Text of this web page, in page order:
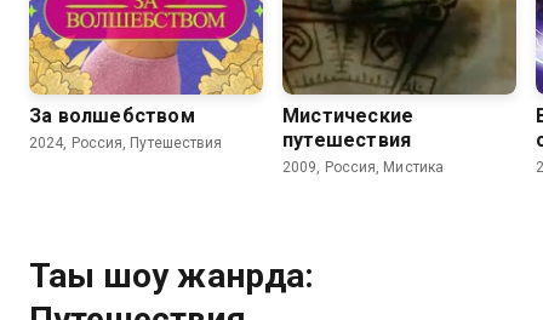
За волшебством
2024, Россия, Путешествия
Мистические
путешествия
2009, Россия, Мистика
Тағы шоу жанрда: